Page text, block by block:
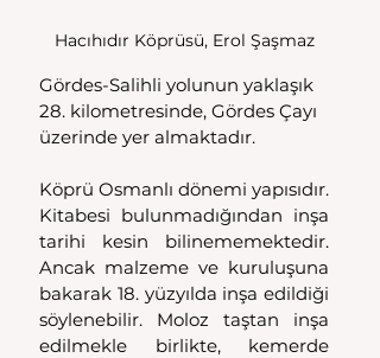
Hacıhıdır Köprüsü, Erol Şaşmaz
Gördes-Salihli yolunun yaklaşık
28. kilometresinde, Gördes Çayı
üzerinde yer almaktadır.
Köprü Osmanlı dönemi yapısıdır.
Kitabesi bulunmadığından inşa
tarihi kesin bilinememektedir.
Ancak malzeme ve kuruluşuna
bakarak 18. yüzyılda inşa edildiği
söylenebilir. Moloz taştan inşa
edilmekle birlikte, kemerde